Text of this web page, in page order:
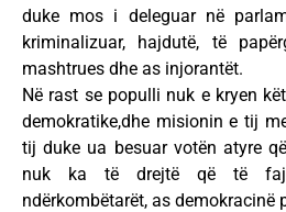
duke mos i deleguar në
kriminalizuar, hajdutë, të
mashtrues dhe as injorantët.
Në rast se populli nuk e kryen
demokratike,dhe misionin e tij
tij duke ua besuar votën atyre
nuk ka të drejtë që të
ndërkombëtarët, as demokracinë